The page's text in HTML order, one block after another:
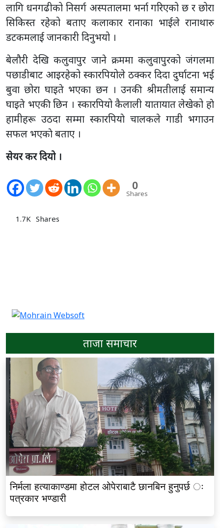
लागि धनगढीको निसर्ग अस्पतालमा भर्ना गरिएको छ र छोरा
सिकिस्त रहेको बताए कलाकार रानाका भाईले रानाथारु
डटकमलाई जानकारी दिनुभयो ।
बेलौरी देखि कलुवापुर जाने क्रममा कलुवापुरको जंगलमा
पछाडीबाट आइरहेको स्कारपियोले ठक्कर दिदा दुर्घाटना भई
बुवा छोरा घाइते भएका छन । उनकी श्रीमतीलाई समान्य
घाइते भएकी छिन । स्कारपियो कैलाली यातायात लेखेको हाे
हामीहरू उठदा सम्मा स्कारपियाे चालकले गाडी भगाउन
सफल भएकाे बताए ।
सेयर कर दियो ।
0
Shares
1.7K Shares
ताजा समाचार
निर्मला हत्याकाण्डमा होटल ओपेराबाटै छानबिन हुनुपर्छ ः
पत्रकार भण्डारी